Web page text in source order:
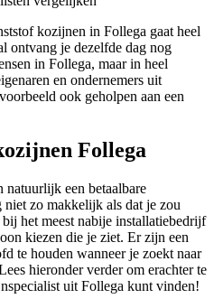
kozijnen in Follega gaat heel
ontvang je dezelfde dag nog
in Follega, maar in heel
en ondernemers uit
ook geholpen aan een
Follega
natuurlijk een betaalbare
zo makkelijk als dat je zou
het meest nabije installatiebedrijf
kiezen die je ziet. Er zijn een
te houden wanneer je zoekt naar
hieronder verder om erachter te
uit Follega kunt vinden!